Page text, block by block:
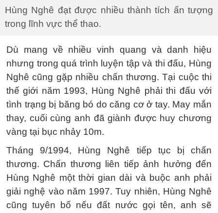
Hùng Nghê đạt được nhiều thành tích ấn tượng
trong lĩnh vực thể thao.
Dù mang về nhiều vinh quang và danh hiệu
nhưng trong quá trình luyện tập và thi đấu, Hùng
Nghê cũng gặp nhiều chấn thương. Tại cuộc thi
thế giới năm 1993, Hùng Nghê phải thi đấu với
tình trạng bị băng bó do căng cơ ở tay. May mắn
thay, cuối cùng anh đã giành được huy chương
vàng tại bục nhảy 10m.
Tháng 9/1994, Hùng Nghê tiếp tục bị chấn
thương. Chấn thương liên tiếp ảnh hưởng đến
Hùng Nghê một thời gian dài và buộc anh phải
giải nghệ vào năm 1997. Tuy nhiên, Hùng Nghê
cũng tuyên bố nếu đất nước gọi tên, anh sẽ